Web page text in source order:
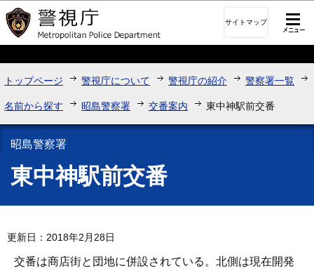
このページの本文へ移動
サイトマップ
トップページ 警視庁について 警視庁の紹介 警察署一覧
名前から探す 昭島警察署 交番案内 東中神駅前交番
昭島警察署
東中神駅前交番
更新日：2018年2月28日
交番は商店街と団地に併設されている。北側は現在開発